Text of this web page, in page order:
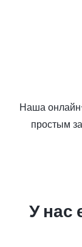
Наша
простым
У нас